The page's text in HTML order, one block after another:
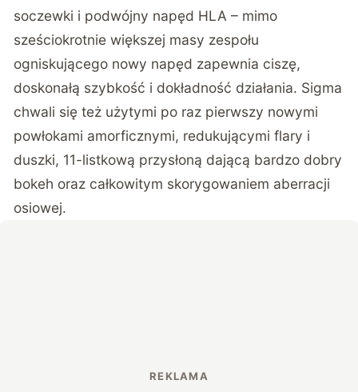
soczewki i podwójny napęd HLA – mimo
sześciokrotnie większej masy zespołu
ogniskującego nowy napęd zapewnia ciszę,
doskonałą szybkość i dokładność działania. Sigma
chwali się też użytymi po raz pierwszy nowymi
powłokami amorficznymi, redukującymi flary i
duszki, 11-listkową przysłoną dającą bardzo dobry
bokeh oraz całkowitym skorygowaniem aberracji
osiowej.